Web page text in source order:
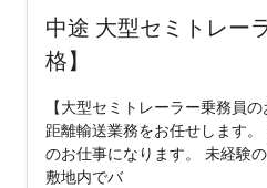
中途 大型セミトレー
格】
【大型セミトレーラー乗務員
距離輸送業務をお任せします
のお仕事になります。 未経験
敷地内でバ